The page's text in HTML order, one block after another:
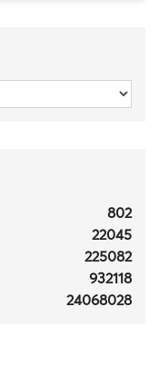
802
22045
225082
932118
24068028